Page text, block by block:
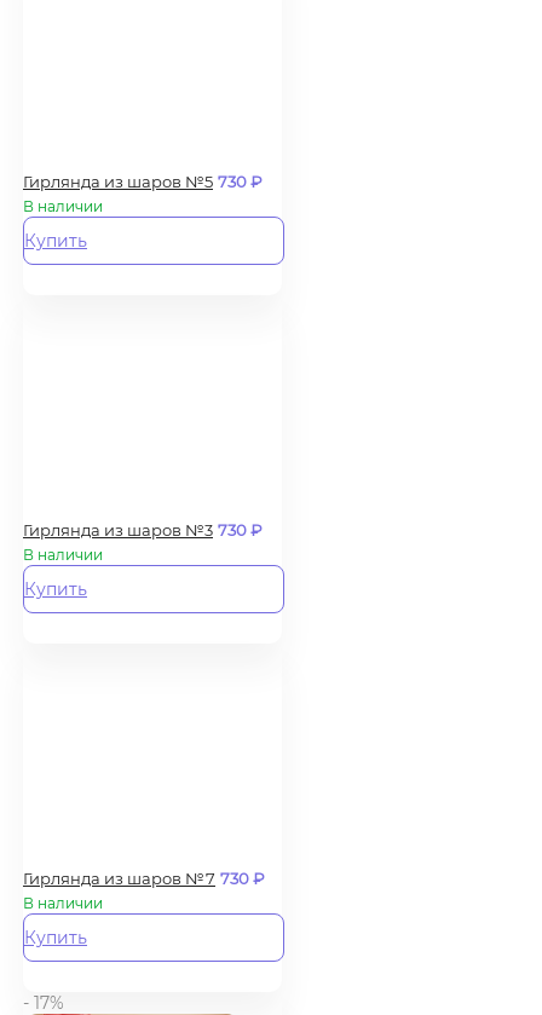
Гирлянда из шаров №5 730₽
В наличии
Купить
Гирлянда из шаров №3 730₽
В наличии
Купить
Гирлянда из шаров №7 730₽
В наличии
Купить
- 17%